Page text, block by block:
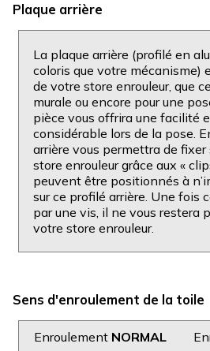
Plaque arrière
La plaque arrière (profilé en
coloris que votre mécanisme)
de votre store enrouleur, que
murale ou encore pour une
pièce vous offrira une facilité
considérable lors de la pose.
arrière vous permettra de
store enrouleur grâce aux «
peuvent être positionnés à
sur ce profilé arrière. Une fois
par une vis, il ne vous restera
votre store enrouleur.
Sens d'enroulement de la toile
Enroulement NORMAL